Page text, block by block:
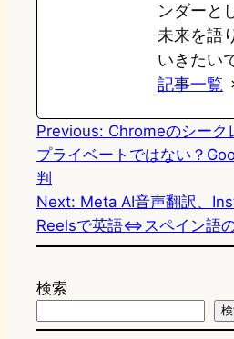
ンダーと
未来を語
いきたい
記事一覧
Previous: Chromeのシーク
プライベートではない？
判
Next: Meta AI音声翻訳、
Reelsで英語⇔スペイン語
検索